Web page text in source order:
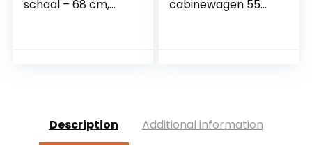
schaal – 68 cm,
cabinewagen 55
Description Additional information